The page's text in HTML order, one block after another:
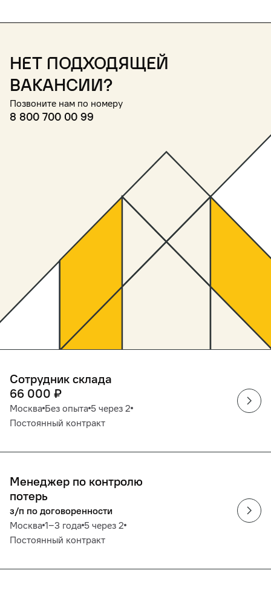
Нет подходящей
вакансии?
Позвоните нам по номеру
8 800 700 00 99
Сотрудник склада
66 000 ₽
Москва Без опыта 5 через 2
Постоянный контракт
Менеджер по контролю
потерь
з/п по договоренности
Москва 1‒3 года 5 через 2
Постоянный контракт